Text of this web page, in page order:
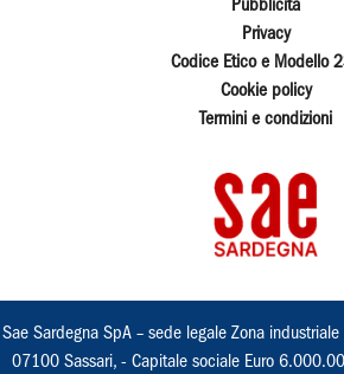
Pubblicità
Privacy
Codice Etico e Modello
Cookie policy
Termini e condizioni
Sae Sardegna SpA – sede legale Zona
07100 Sassari, - Capitale sociale Euro